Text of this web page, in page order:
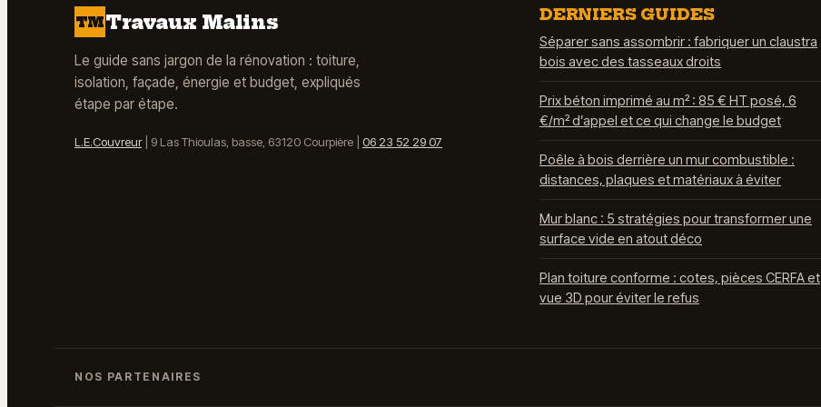
TMTravaux Malins
Le guide sans jargon de la rénovation : toiture,
isolation, façade, énergie et budget, expliqués
étape par étape.
L.E.Couvreur| 9 Las Thioulas, basse, 63120 Courpière 06 23 52 29 07
DERNIERS GUIDES
Séparer sans assombrir : fabriquer un claustra
bois avec des tasseaux droits
Prix béton imprimé au m² : 85 € HT posé, 6
€/m² d’appel et ce qui change le budget
Poêle à bois derrière un mur combustible :
distances, plaques et matériaux à éviter
Mur blanc : 5 stratégies pour transformer une
surface vide en atout déco
Plan toiture conforme : cotes, pièces CERFA et
vue 3D pour éviter le refus
NOS PARTENAIRES